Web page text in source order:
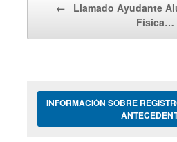
←
Llamado Ayudante
Física…
INFORMACIÓN SOBRE